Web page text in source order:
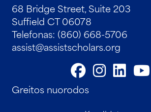
68 Bridge Street, Suite 203
Suffield CT 06078
Telefonas: (860) 668-5706
assist@assistscholars.org
Greitos nuorodos